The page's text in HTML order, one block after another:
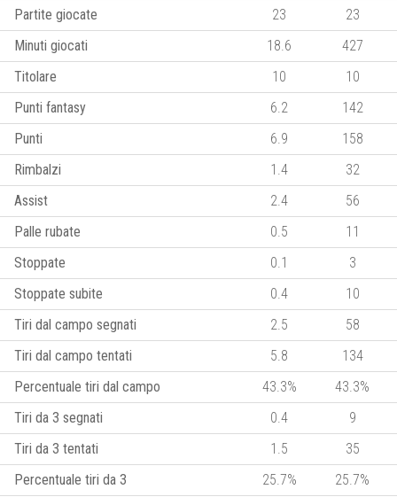
Partite giocate
23
23
Minuti giocati
18.6
427
Titolare
10
10
Punti fantasy
6.2
142
Punti
6.9
158
Rimbalzi
1.4
32
Assist
2.4
56
Palle rubate
0.5
11
Stoppate
0.1
3
Stoppate subite
0.4
10
Tiri dal campo segnati
2.5
58
Tiri dal campo tentati
5.8
134
Percentuale tiri dal campo
43.3%
43.3%
Tiri da 3 segnati
0.4
9
Tiri da 3 tentati
1.5
35
Percentuale tiri da 3
25.7%
25.7%